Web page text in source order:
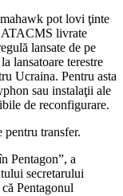
pot lovi ţinte
ATACMS livrate
lansate de pe
lansatoare terestre
Ucraina. Pentru asta
sau instalaţii ale
de reconfigurare.
pentru transfer.
Pentagon”, a
secretarului
Pentagonul